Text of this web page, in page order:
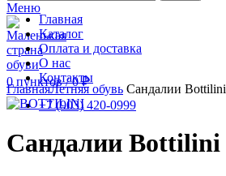
Меню
0пунктов / 0₽
Главная
Каталог
Оплата и доставка
О нас
Контакты
+7 (903) 420-0999
Увеличить
ГлавнаяЛетняя обувь Сандалии Bottilini
Сандалии Bottilini